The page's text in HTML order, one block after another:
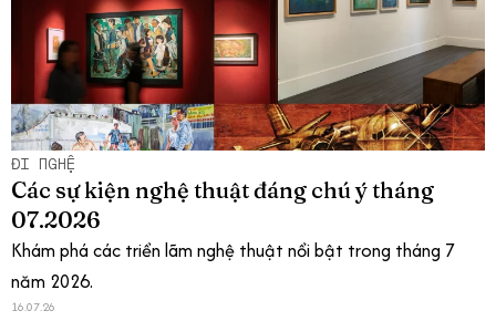
ĐI NGHỆ
Các sự kiện nghệ thuật đáng chú ý tháng
07.2026
Khám phá các triển lãm nghệ thuật nổi bật trong tháng 7
năm 2026.
16.07.26